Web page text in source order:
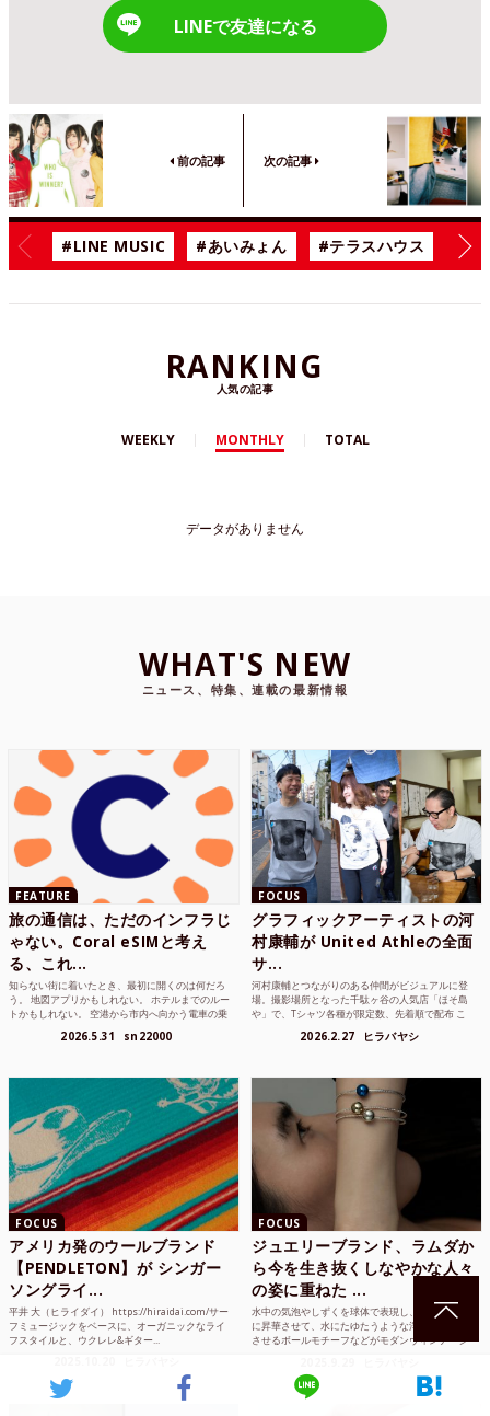
LINEで友達になる
前の記事 次の記事
#LINE MUSIC #あいみょん #テラスハウス #漫
RANKING
人気の記事
WEEKLY MONTHLY TOTAL
データがありません
WHAT'S NEW
ニュース、特集、連載の最新情報
FEATURE
旅の通信は、ただのインフラじ
ゃない。Coral eSIMと考え
る、これ...
知らない街に着いたとき、最初に開くのは何だろ
う。 地図アプリかもしれない。 ホテルまでのルー
トかもしれない。 空港から市内へ向かう電車の乗
2026.5.31 sn22000
FOCUS
グラフィックアーティストの河
村康輔が United Athleの全面
サ...
河村康輔とつながりのある仲間がビジュアルに登
場。撮影場所となった千駄ヶ谷の人気店「ほそ島
や」で、Tシャツ各種が限定数、先着順で配布 こ
2026.2.27 ヒラバヤシ
FOCUS
アメリカ発のウールブランド
【PENDLETON】が シンガー
ソングライ...
平井 大（ヒライダイ） https://hiraidai.com/サー
フミュージックをベースに、オーガニックなライ
フスタイルと、ウクレレ&ギター...
FOCUS
ジュエリーブランド、ラムダか
ら今を生き抜くしなやかな人々
の姿に重ねた ...
水中の気泡やしずくを球体で表現し、ジュエリー
に昇華させて、水にたゆたうような浮遊感を感じ
させるボールモチーフなどがモダンヴィンテージ